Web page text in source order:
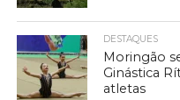
DESTAQUES
Moringão
Ginástica
atletas